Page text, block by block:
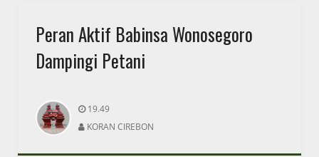
Peran Aktif Babinsa Wonosegoro
Dampingi Petani
19.49
KORAN CIREBON